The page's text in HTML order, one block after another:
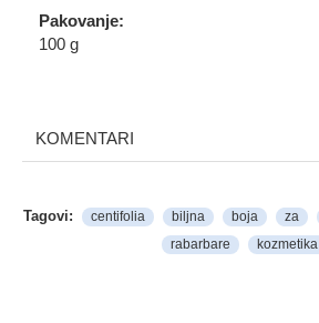
Pakovanje:
100 g
KOMENTARI
Tagovi: centifolia biljna boja za
rabarbare
kozmetika